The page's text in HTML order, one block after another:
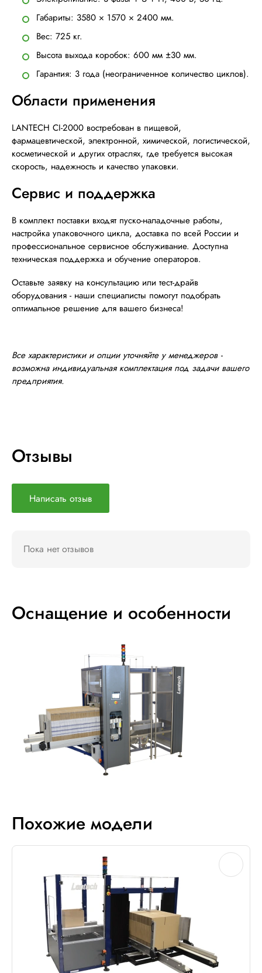
Габариты: 3580 × 1570 × 2400 мм.
Вес: 725 кг.
Высота выхода коробок: 600 мм ±30 мм.
Гарантия: 3 года (неограниченное количество циклов).
Области применения
LANTECH CI-2000 востребован в пищевой,
фармацевтической, электронной, химической, логистической,
косметической и других отраслях, где требуется высокая
скорость, надежность и качество упаковки.
Сервис и поддержка
В комплект поставки входят пуско-наладочные работы,
настройка упаковочного цикла, доставка по всей России и
профессиональное сервисное обслуживание. Доступна
техническая поддержка и обучение операторов.
Оставьте заявку на консультацию или тест-драйв
оборудования - наши специалисты помогут подобрать
оптимальное решение для вашего бизнеса!
Все характеристики и опции уточняйте у менеджеров -
возможна индивидуальная комплектация под задачи вашего
предприятия.
Отзывы
Написать отзыв
Пока нет отзывов
Оснащение и особенности
Похожие модели